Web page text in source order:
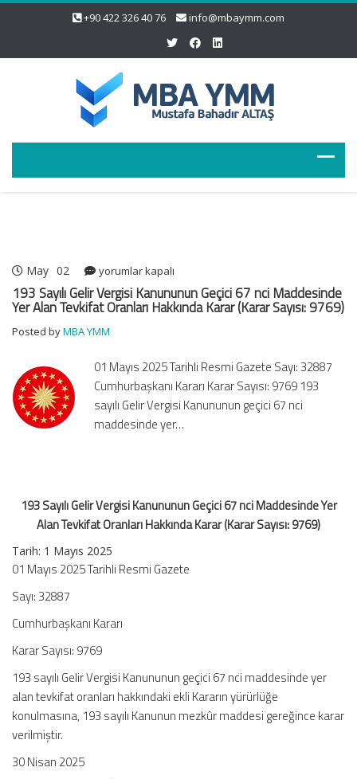
+90 422 326 40 76 info@mbaymm.com
May 02
193
Sayılı
Gelir
Kanununun
67
nci
Maddesinde
Yer
Karar
(Karar
9769)
için
yorumlar kapalı
193 Sayılı Gelir Vergisi Kanununun Geçici 67 nci Maddesinde
Yer Alan Tevkifat Oranları Hakkında Karar (Karar Sayısı: 9769)
Posted byMBA YMM
01 Mayıs 2025 Tarihli Resmi Gazete Sayı: 32887
Cumhurbaşkanı Kararı Karar Sayısı: 9769 193
sayılı Gelir Vergisi Kanununun geçici 67 nci
maddesinde yer…
193 Sayılı Gelir Vergisi Kanununun Geçici 67 nci Maddesinde Yer
Alan Tevkifat Oranları Hakkında Karar (Karar Sayısı: 9769)
Tarih: 1 Mayıs 2025
01 Mayıs 2025 Tarihli Resmi Gazete
Sayı: 32887
Cumhurbaşkanı Kararı
Karar Sayısı: 9769
193 sayılı Gelir Vergisi Kanununun geçici 67 nci maddesinde yer
alan tevkifat oranları hakkındaki ekli Kararın yürürlüğe
konulmasına, 193 sayılı Kanunun mezkûr maddesi gereğince karar
verilmiştir.
30 Nisan 2025